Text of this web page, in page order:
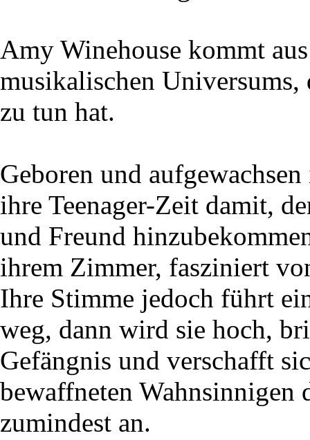
Amy Winehouse kommt
musikalischen
zu tun hat.
Geboren und
ihre Teenager-Zeit damit,
und Freund
ihrem Zimmer, fasziniert
Ihre Stimme jedoch führt
weg, dann wird sie hoch,
Gefängnis und verschafft
bewaffneten Wahnsinnigen
zumindest an.